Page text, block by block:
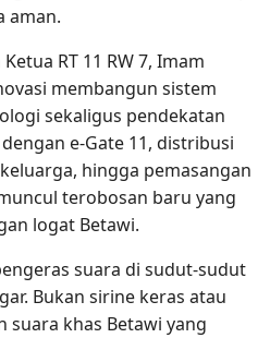
aman.
RT 11 RW 7, Imam
membangun sistem
sekaligus pendekatan
e-Gate 11, distribusi
hingga pemasangan
terobosan baru yang
logat Betawi.
suara di sudut-sudut
Bukan sirine keras atau
suara khas Betawi yang